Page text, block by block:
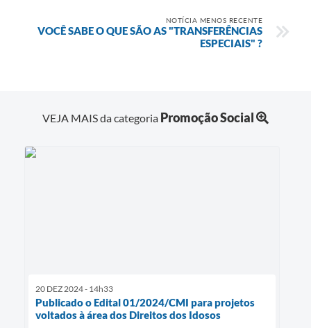
NOTÍCIA MENOS RECENTE
VOCÊ SABE O QUE SÃO AS "TRANSFERÊNCIAS
ESPECIAIS" ?
VEJA MAIS da categoria Promoção Social
20 DEZ 2024 - 14h33
Publicado o Edital 01/2024/CMI para projetos
voltados à área dos Direitos dos Idosos